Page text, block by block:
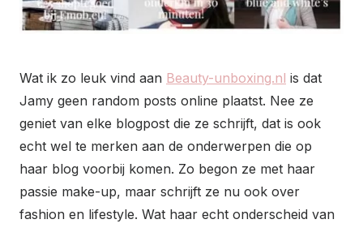
Wat ik zo leuk vind aan Beauty-unboxing.nl is dat
Jamy geen random posts online plaatst. Nee ze
geniet van elke blogpost die ze schrijft, dat is ook
echt wel te merken aan de onderwerpen die op
haar blog voorbij komen. Zo begon ze met haar
passie make-up, maar schrijft ze nu ook over
fashion en lifestyle. Wat haar echt onderscheid van